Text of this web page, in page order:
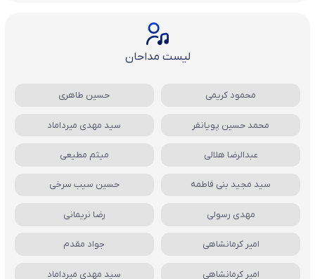
لیست مداحان
محمود کریمی حسین طاهری
محمد حسین پویانفر سید مهدی میرداماد
عبدالرضا هلالی میثم مطیعی
سید مجید بنی فاطمه حسین سیب سرخی
مهدی رسولی رضا نریمانی
امیر کرمانشاهی جواد مقدم
امیر کرمانشاهی سید مهدی میرداماد